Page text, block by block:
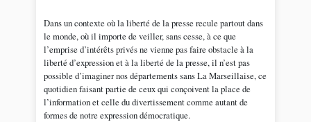
Dans un contexte où la liberté de la presse recule partout dans
le monde, où il importe de veiller, sans cesse, à ce que
l’emprise d’intérêts privés ne vienne pas faire obstacle à la
liberté d’expression et à la liberté de la presse, il n’est pas
possible d’imaginer nos départements sans La Marseillaise, ce
quotidien faisant partie de ceux qui conçoivent la place de
l’information et celle du divertissement comme autant de
formes de notre expression démocratique.